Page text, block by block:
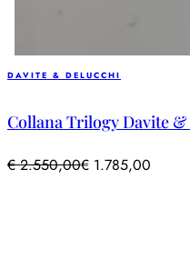
DAVITE & DELUCCHI
Collana Trilogy Davite
€2.550,00€ 1.785,00